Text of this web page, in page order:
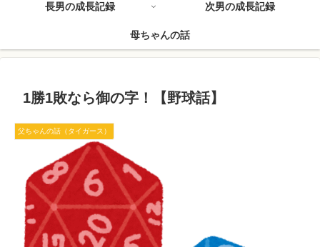
長男の成長記録 次男の成長記録
母ちゃんの話
1勝1敗なら御の字！【野球話】
父ちゃんの話（タイガース）